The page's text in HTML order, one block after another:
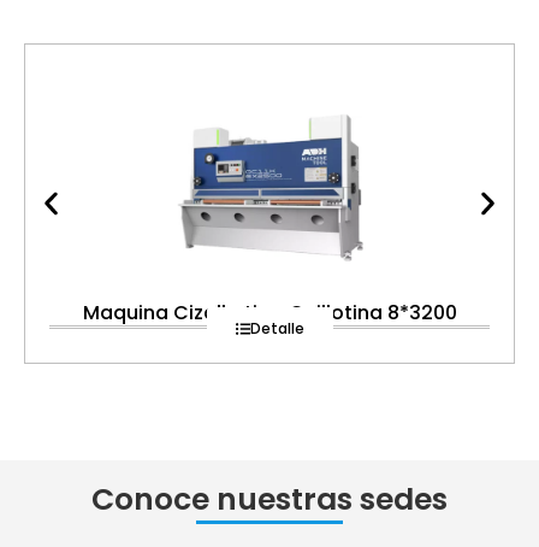
Maquina Cizalla tipo Guillotina 8*3200
Detalle
Conoce nuestras sedes